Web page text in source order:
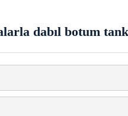
dabıl botum